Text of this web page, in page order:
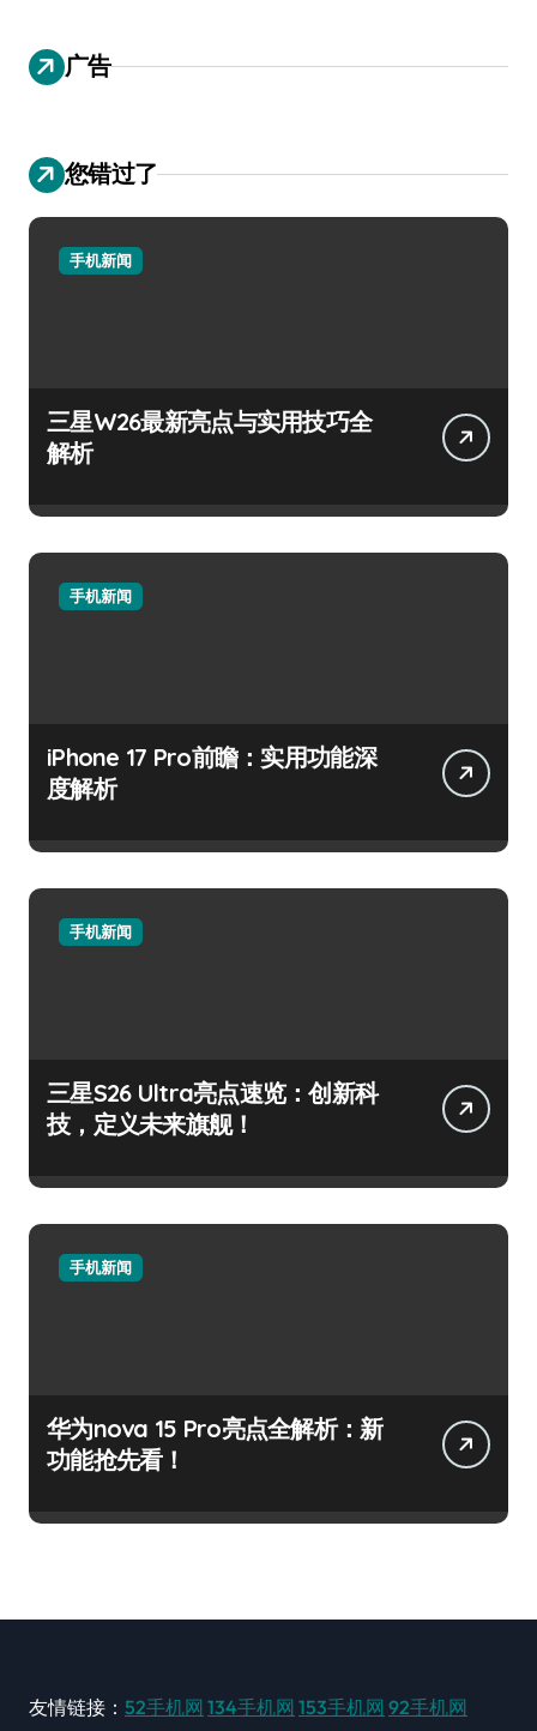
广告
您错过了
手机新闻
三星W26最新亮点与实用技巧全
解析
手机新闻
iPhone 17 Pro前瞻：实用功能深
度解析
手机新闻
三星S26 Ultra亮点速览：创新科
技，定义未来旗舰！
手机新闻
华为nova 15 Pro亮点全解析：新
功能抢先看！
友情链接： 52手机网 134手机网 153手机网 92手机网